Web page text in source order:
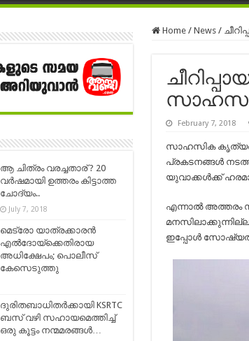
Home / News /
February 7, 2018
സാഹസിക
പ്രകടനങ്ങള്‍
യുവാക്കള്‍ക്ക്
എന്നാല്‍ അത്തരം
ഇപ്പോള്‍ സോഷ്യല്‍
ആ ചിത്രം വരച്ചതാര് ? 20
വർഷമായി ഉത്തരം കിട്ടാത്ത
ചോദ്യം..
July 7, 2018
മെട്രോ യാത്രക്കാരൻ
എൽദോയ്ക്കെതിരായ
അധിക്ഷേപം; പൊലീസ്
കേസെടുത്തു
ദുരിതബാധിതർക്കായി KSRTC
ബസ് വഴി സഹായമെത്തിച്ച്
ഒരു കൂട്ടം നന്മമരങ്ങൾ…